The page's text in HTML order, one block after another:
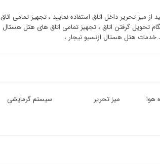
میز تحریر داخل اتاق استفاده نمایید ، تجهیز تمامی اتاق
تحویل گرفتن اتاق ، تجهیز تمامی اتاق های هتل هستال
خدمات هتل هستال ازنسیو نیجار ،
هوا میز تحریر
سیستم گرمایشی